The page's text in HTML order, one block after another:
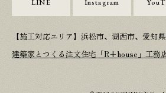
LINE Instagram
【施工対応エリア】浜松市、湖西市、愛知
建築家とつくる注文住宅「R+house」工務